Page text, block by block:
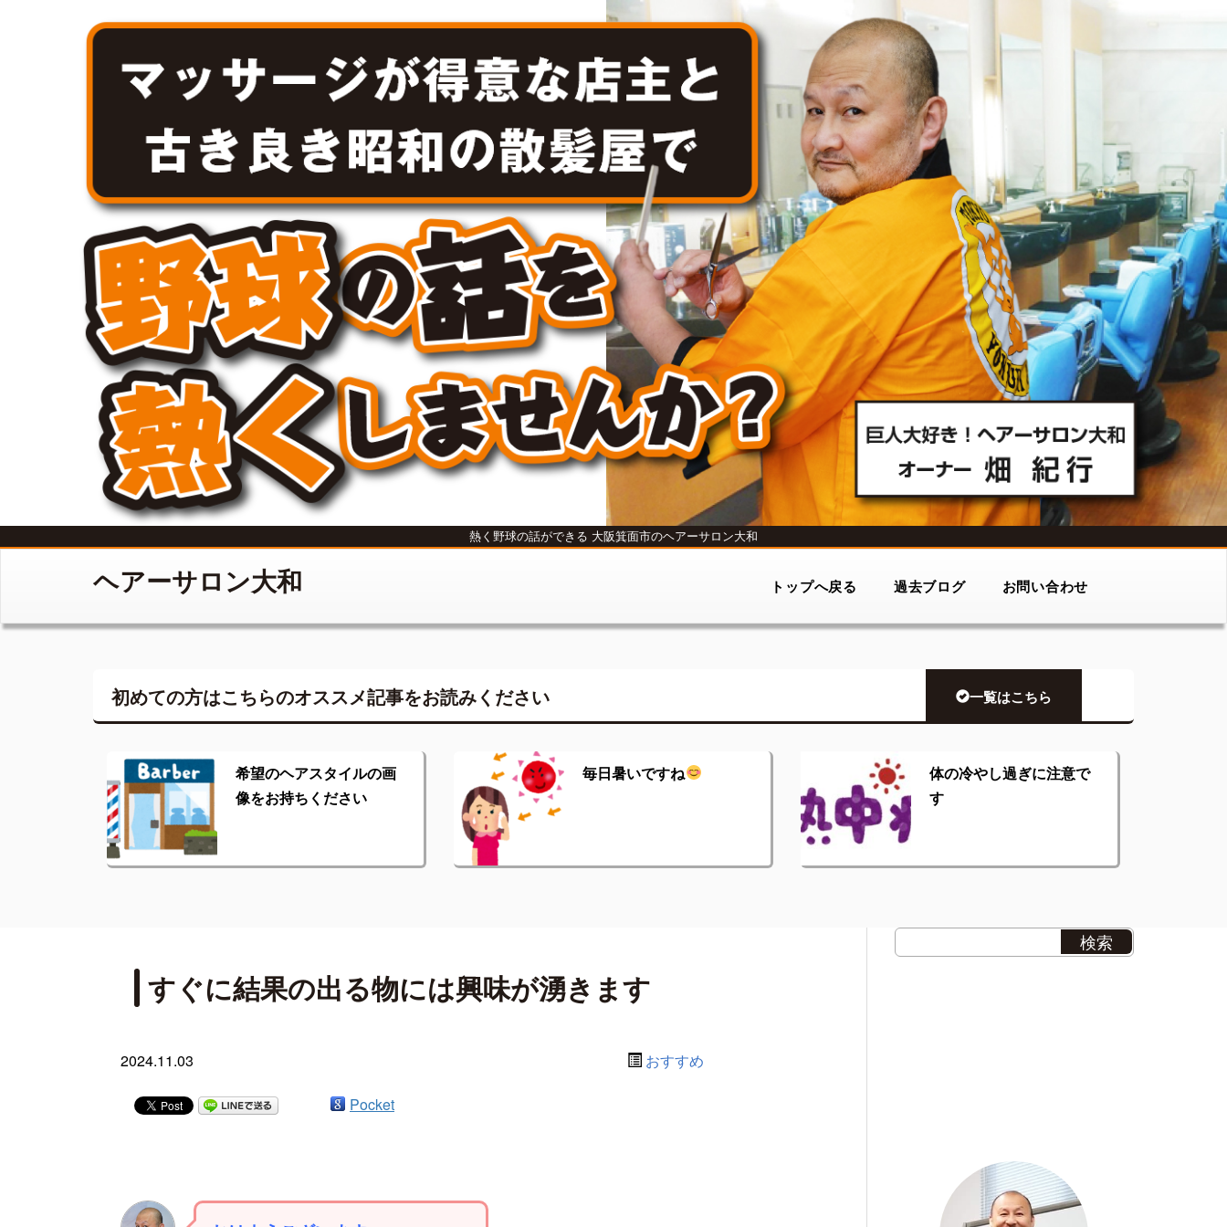
熱く野球の話ができる 大阪箕面市のヘアーサロン大和
ヘアーサロン大和 トップへ戻る 過去ブログ お問い合わせ
初めての方はこちらのオススメ記事をお読みください 一覧はこちら
希望のヘアスタイルの画
像をお持ちください
毎日暑いですね
体の冷やし過ぎに注意で
す
すぐに結果の出る物には興味が湧きます
2024.11.03 おすすめ
Pocket